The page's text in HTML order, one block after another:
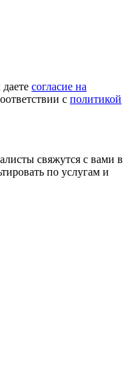
согласие на
с политикой
свяжутся с вами в
по услугам и